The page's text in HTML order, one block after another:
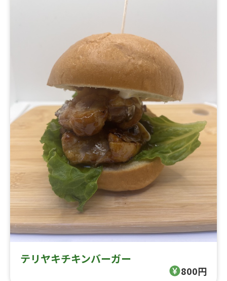
テリヤキチキンバーガー
800円